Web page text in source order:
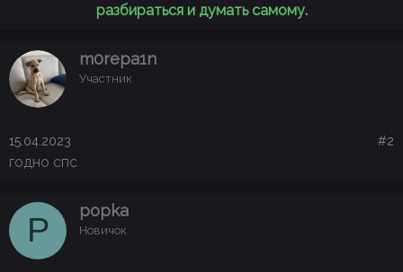
разбираться и думать самому.
m0repa1n
Участник
15.04.2023 #2
годно спс
P
popka
Новичок